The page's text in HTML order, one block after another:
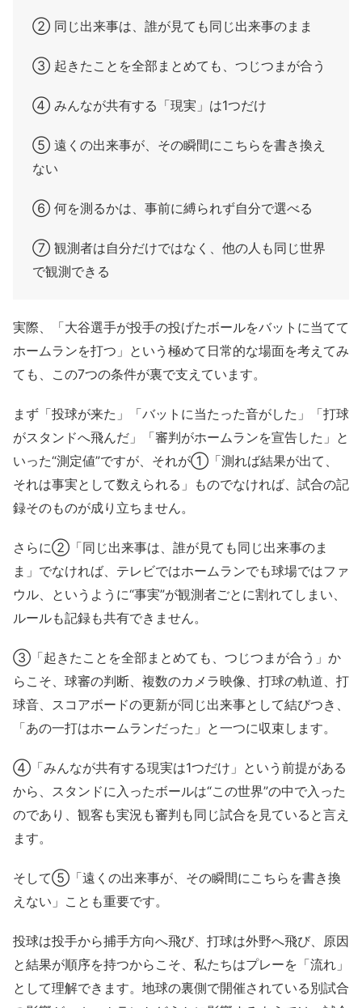
② 同じ出来事は、誰が見ても同じ出来事のまま
③ 起きたことを全部まとめても、つじつまが合う
④ みんなが共有する「現実」は1つだけ
⑤ 遠くの出来事が、その瞬間にこちらを書き換え
ない
⑥ 何を測るかは、事前に縛られず自分で選べる
⑦ 観測者は自分だけではなく、他の人も同じ世界
で観測できる
実際、「大谷選手が投手の投げたボールをバットに当てて
ホームランを打つ」という極めて日常的な場面を考えてみ
ても、この7つの条件が裏で支えています。
まず「投球が来た」「バットに当たった音がした」「打球
がスタンドへ飛んだ」「審判がホームランを宣告した」と
いった“測定値”ですが、それが①「測れば結果が出て、
それは事実として数えられる」ものでなければ、試合の記
録そのものが成り立ちません。
さらに②「同じ出来事は、誰が見ても同じ出来事のま
ま」でなければ、テレビではホームランでも球場ではファ
ウル、というように“事実”が観測者ごとに割れてしまい、
ルールも記録も共有できません。
③「起きたことを全部まとめても、つじつまが合う」か
らこそ、球審の判断、複数のカメラ映像、打球の軌道、打
球音、スコアボードの更新が同じ出来事として結びつき、
「あの一打はホームランだった」と一つに収束します。
④「みんなが共有する現実は1つだけ」という前提がある
から、スタンドに入ったボールは“この世界”の中で入った
のであり、観客も実況も審判も同じ試合を見ていると言え
ます。
そして⑤「遠くの出来事が、その瞬間にこちらを書き換
えない」ことも重要です。
投球は投手から捕手方向へ飛び、打球は外野へ飛び、原因
と結果が順序を持つからこそ、私たちはプレーを「流れ」
として理解できます。地球の裏側で開催されている別試合